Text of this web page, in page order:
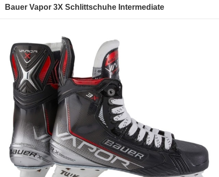
Bauer Vapor 3X Schlittschuhe Intermediate